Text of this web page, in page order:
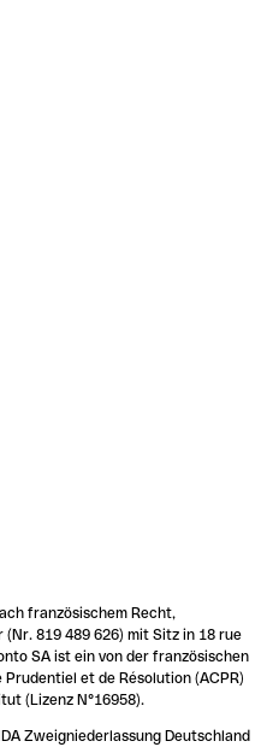
französischem Recht,
819 489 626) mit Sitz in 18 rue
SA ist ein von der französischen
et de Résolution (ACPR)
(Lizenz N°16958).
Zweigniederlassung Deutschland